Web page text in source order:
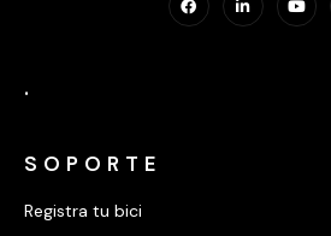
.
SOPORTE
Registra tu bici